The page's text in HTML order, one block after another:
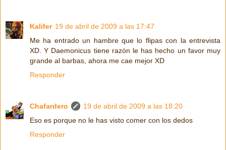
Kalifer 19 de abril de 2009 a las 17:47
Me ha entrado un hambre que lo flipas con la entrevista
XD. Y Daemonicus tiene razón le has hecho un favor muy
grande al barbas, ahora me cae mejor XD
Responder
Chafardero
19 de abril de 2009 a las 18:20
Eso es porque no le has visto comer con los dedos
Responder